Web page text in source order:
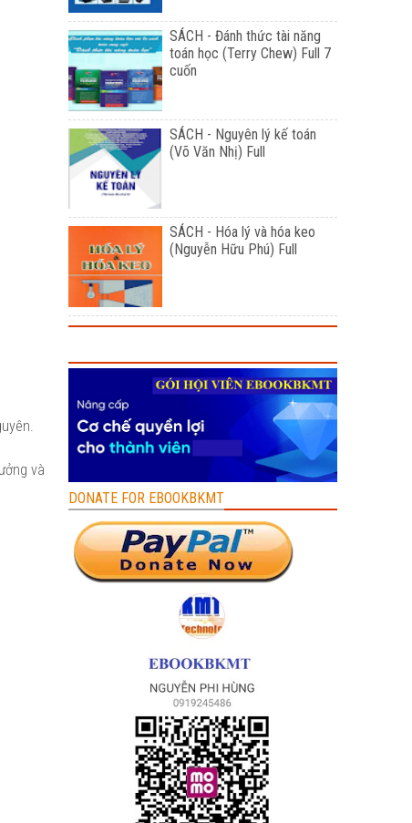
và
SÁCH - Đánh thức tài năng
toán học (Terry Chew) Full 7
cuốn
SÁCH - Nguyên lý kế toán
(Võ Văn Nhị) Full
SÁCH - Hóa lý và hóa keo
(Nguyễn Hữu Phú) Full
DONATE FOR EBOOKBKMT